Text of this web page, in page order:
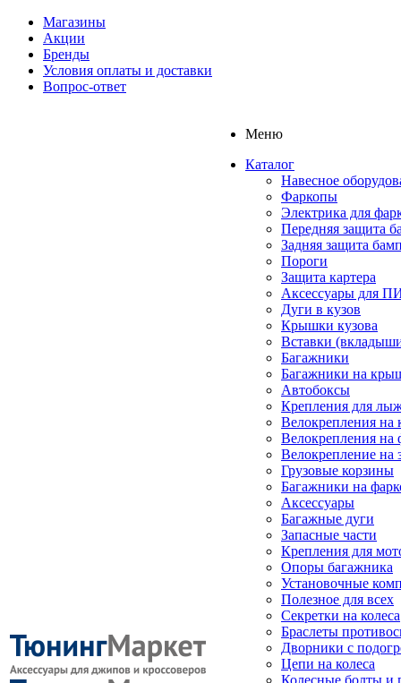
Магазины
Акции
Бренды
Условия оплаты и доставки
Вопрос-ответ
Меню
Каталог
Навесное
Фаркопы
Электрика для
Передняя защита
Задняя защита
Пороги
Защита картера
Аксессуары для
Дуги в кузов
Крышки кузова
Вставки
Багажники
Багажники на
Автобоксы
Крепления для
Велокрепления
Велокрепления на
Велокрепление на
Грузовые корзины
Багажники на
Аксессуары
Багажные дуги
Запасные части
Крепления для
Опоры багажника
Установочные
Полезное для всех
Секретки на колеса
Браслеты
Дворники с
Цепи на колеса
Колесные болты и